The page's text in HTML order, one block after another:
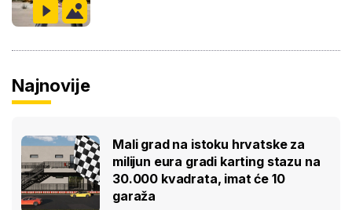
Najnovije
Mali grad na istoku hrvatske za
milijun eura gradi karting stazu na
30.000 kvadrata, imat će 10
garaža